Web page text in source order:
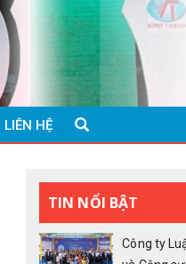
LIÊN HỆ
TIN NỔI BẬT
Công ty